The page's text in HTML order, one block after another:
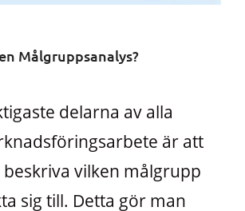
Målgruppsanalys?
delarna av alla
är att
vilken målgrupp
sig till. Detta gör man